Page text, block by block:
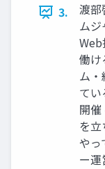
3.
渡部
ム
働け
ム
て
開
を
やっ
ー